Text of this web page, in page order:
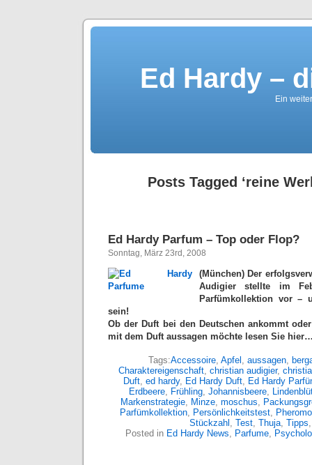
Ed Hardy –
Ein
Posts Tagged ‘reine
Ed Hardy Parfum – Top oder Flop?
Sonntag, März 23rd, 2008
(München) Der
Audigier stellte im
Parfümkollektion vor –
sein!
Ob der Duft bei den Deutschen ankommt
mit dem Duft aussagen möchte lesen Sie
Tags:Accessoire, Apfel , aussagen,
Charaktereigenschaft, christian audigier,
Duft, ed hardy, Ed Hardy Duft, Ed Hardy
Erdbeere, Frühling, Johannisbeere,
Markenstrategie, Minze, moschus,
Parfümkollektion, Persönlichkeitstest,
Stückzahl , Test, Thuja, Tipps
Posted in Ed Hardy News, Parfume,